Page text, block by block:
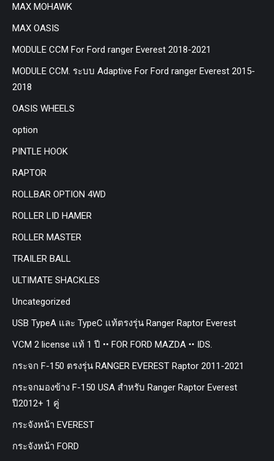
MAX MOHAWK
MAX OASIS
MODULE CCM For Ford ranger Everest 2018-2021
MODULE CCM. ระบบ Adaptive For Ford ranger Everest 2015-
2018
OASIS WHEELS
option
PINTLE HOOK
RAPTOR
ROLLBAR OPTION 4WD
ROLLER LID HAMER
ROLLER MASTER
TRAILER BALL
ULTIMATE SHACKLES
Uncategorized
USB TypeA และ TypeC แท้ตรงรุ่น Ranger Raptor Everest
VCM 2 license แท้ 1 ปี •• FOR FORD MAZDA •• IDS.
กระจก F-150 ตรงรุ่น RANGER EVEREST Raptor 2011-2021
กระจกมองข้าง F-150 USA สำหรับ Ranger Raptor Everest
ปี2012+ 1 คู่
กระจังหน้า EVEREST
กระจังหน้า FORD